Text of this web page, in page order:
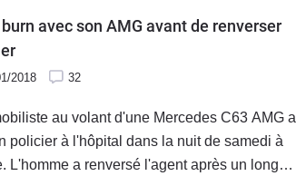
avec son AMG avant de renverser
2018 32
au volant d'une Mercedes C63 AMG a
policier à l'hôpital dans la nuit de samedi à
L'homme a renversé l'agent après un long